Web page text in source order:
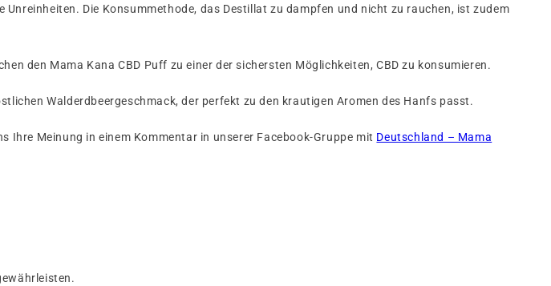
Die Konsummethode, das Destillat zu dampfen und nicht zu rauchen, ist zudem
den Mama Kana CBD Puff zu einer der sichersten Möglichkeiten, CBD zu konsumieren.
Walderdbeergeschmack, der perfekt zu den krautigen Aromen des Hanfs passt.
Ihre Meinung in einem Kommentar in unserer Facebook-Gruppe mit Deutschland – Mama